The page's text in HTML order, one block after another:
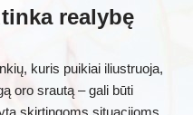
realybę
kuris puikiai iliustruoja,
oro srautą – gali būti